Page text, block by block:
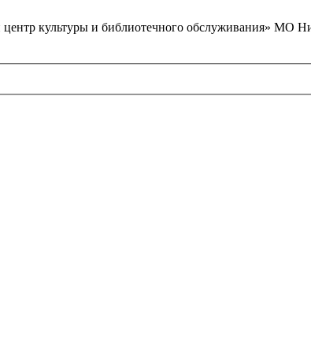
культуры и библиотечного обслуживания» МО